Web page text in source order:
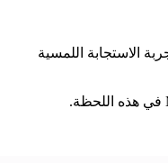
الاستجابة اللمسية